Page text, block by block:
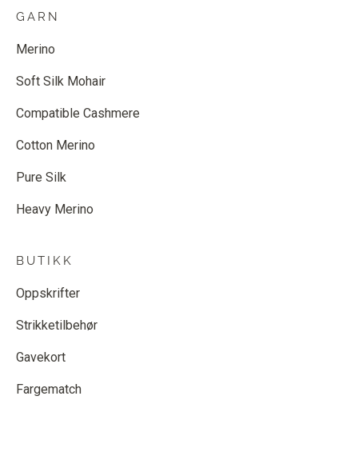
GARN
Merino
Soft Silk Mohair
Compatible Cashmere
Cotton Merino
Pure Silk
Heavy Merino
BUTIKK
Oppskrifter
Strikketilbehør
Gavekort
Fargematch